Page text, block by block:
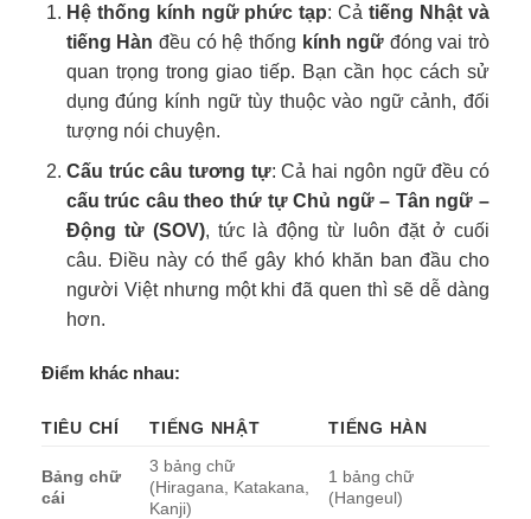
Hệ thống kính ngữ phức tạp: Cảtiếng Nhật và
tiếng Hàn đều có hệ thống kính ngữ đóng vai trò
quan trọng trong giao tiếp. Bạn cần học cách sử
dụng đúng kính ngữ tùy thuộc vào ngữ cảnh, đối
tượng nói chuyện.
Cấu trúc câu tương tự: Cả hai ngôn ngữ đều có
cấu trúc câu theo thứ tự Chủ ngữ – Tân ngữ –
Động từ (SOV), tức là động từ luôn đặt ở cuối
câu. Điều này có thể gây khó khăn ban đầu cho
người Việt nhưng một khi đã quen thì sẽ dễ dàng
hơn.
Điểm khác nhau:
TIÊU CHÍ TIẾNG NHẬT TIẾNG HÀN
Bảng chữ
cái
3 bảng chữ
(Hiragana, Katakana,
Kanji)
1 bảng chữ
(Hangeul)